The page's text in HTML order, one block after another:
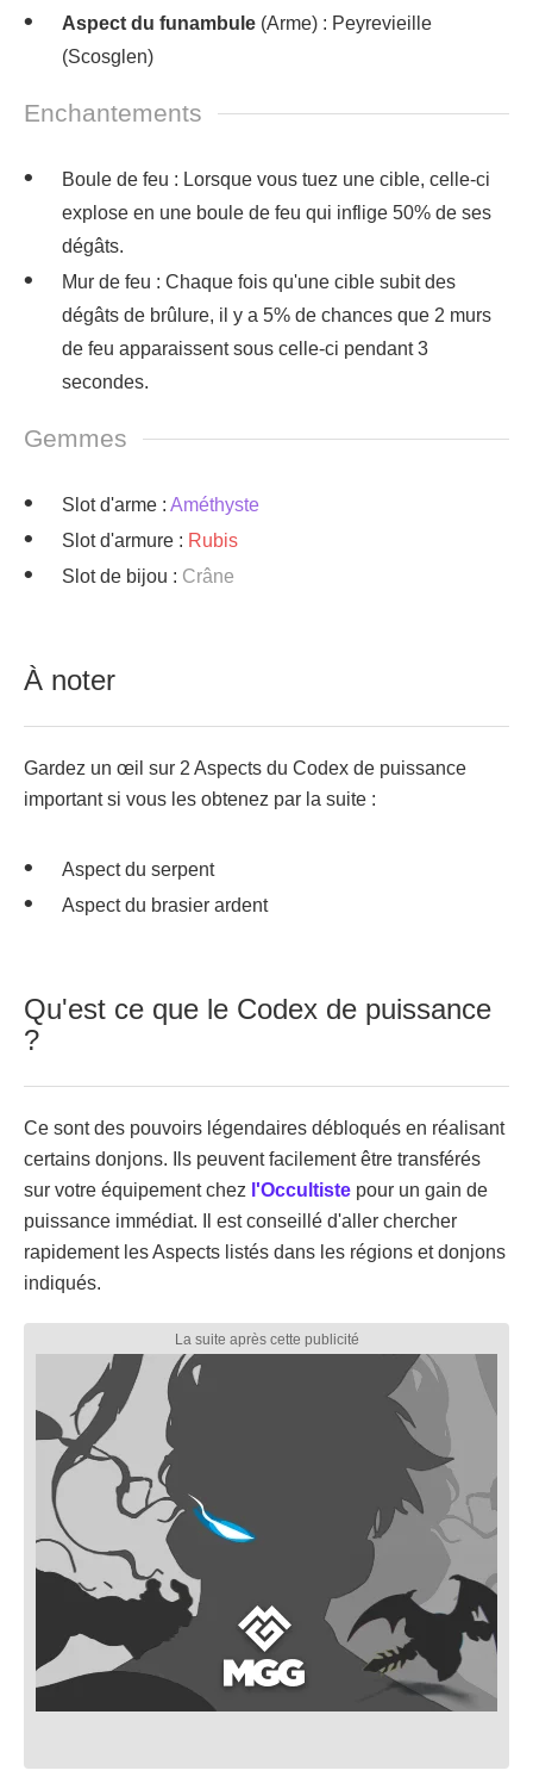
Aspect du funambule (Arme) : Peyrevieille
(Scosglen)
Enchantements
Boule de feu : Lorsque vous tuez une cible, celle-ci
explose en une boule de feu qui inflige 50% de ses
dégâts.
Mur de feu : Chaque fois qu'une cible subit des
dégâts de brûlure, il y a 5% de chances que 2 murs
de feu apparaissent sous celle-ci pendant 3
secondes.
Gemmes
Slot d'arme : Améthyste
Slot d'armure : Rubis
Slot de bijou : Crâne
À noter
Gardez un œil sur 2 Aspects du Codex de puissance
important si vous les obtenez par la suite :
Aspect du serpent
Aspect du brasier ardent
Qu'est ce que le Codex de puissance
?
Ce sont des pouvoirs légendaires débloqués en réalisant
certains donjons. Ils peuvent facilement être transférés
sur votre équipement chez l'Occultiste pour un gain de
puissance immédiat. Il est conseillé d'aller chercher
rapidement les Aspects listés dans les régions et donjons
indiqués.